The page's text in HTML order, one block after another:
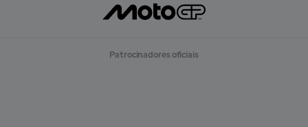
Patrocinadores oficiais